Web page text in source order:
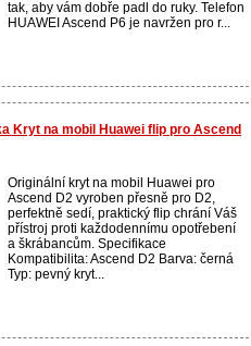
tak, aby vám dobře padl do ruky. Telefon
HUAWEI Ascend P6 je navržen pro r...
Kryt na mobil Huawei flip pro Ascend
Originální kryt na mobil Huawei pro
Ascend D2 vyroben přesně pro D2,
perfektně sedí, praktický flip chrání Váš
přístroj proti každodennímu opotřebení
a škrábancům. Specifikace
Kompatibilita: Ascend D2 Barva: černá
Typ: pevný kryt...